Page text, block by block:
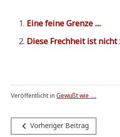
Eine fei­ne Grenze ....
Die­se Frech­heit ist nicht
Veröffentlicht inGewußt wie ....
Beitragsnavigation
navigate_beforeVorheriger Beitrag